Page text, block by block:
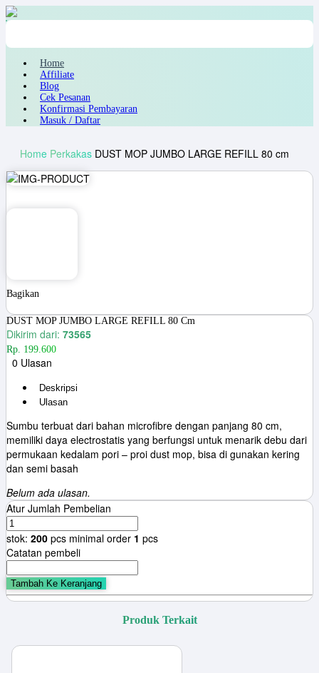
Home
Affiliate
Blog
Cek Pesanan
Konfirmasi Pembayaran
Masuk / Daftar
Home Perkakas DUST MOP JUMBO LARGE REFILL 80 cm
Bagikan
DUST MOP JUMBO LARGE REFILL 80 Cm
Dikirim dari: 73565
Rp. 199.600
0 Ulasan
Deskripsi
Ulasan
Sumbu terbuat dari bahan microfibre dengan panjang 80 cm,
memiliki daya electrostatis yang berfungsi untuk menarik debu dari
permukaan kedalam pori – proi dust mop, bisa di gunakan kering
dan semi basah
Belum ada ulasan.
Atur Jumlah Pembelian
stok: 200 pcs minimal order 1 pcs
Catatan pembeli
Tambah Ke Keranjang
Produk Terkait